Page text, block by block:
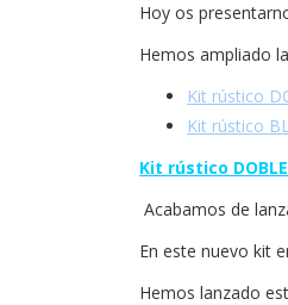
Hoy os
Hemos ampliado
Kit rústico
Kit rústico
Kit rústico DOBLE
Acabamos de
En este nuevo kit
Hemos lanzado